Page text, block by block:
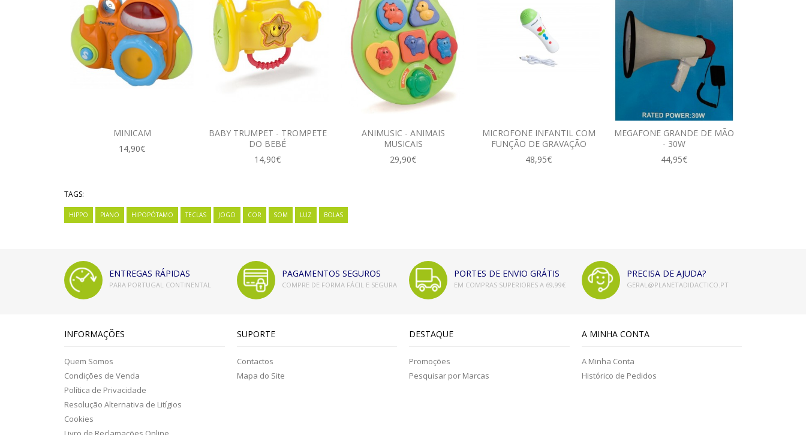
MINICAM
14,90€
BABY TRUMPET - TROMPETE
DO BEBÉ
14,90€
ANIMUSIC - ANIMAIS
MUSICAIS
29,90€
MICROFONE INFANTIL COM
FUNÇÃO DE GRAVAÇÃO
48,95€
MEGAFONE GRANDE DE MÃO
- 30W
44,95€
TAGS:
HIPPO PIANO HIPOPÓTAMO TECLAS JOGO COR SOM LUZ BOLAS
ENTREGAS RÁPIDAS
PARA PORTUGAL CONTINENTAL
PAGAMENTOS SEGUROS
COMPRE DE FORMA FÁCIL E SEGURA
PORTES DE ENVIO GRÁTIS
EM COMPRAS SUPERIORES A 69,99€
PRECISA DE AJUDA?
GERAL@PLANETADIDACTICO.PT
INFORMAÇÕES
Quem Somos
Condições de Venda
Política de Privacidade
Resolução Alternativa de Litígios
Cookies
SUPORTE
Contactos
Mapa do Site
DESTAQUE
Promoções
Pesquisar por Marcas
A MINHA CONTA
A Minha Conta
Histórico de Pedidos